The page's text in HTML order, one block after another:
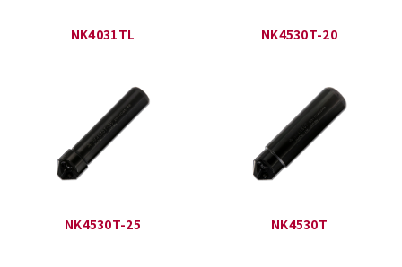
NK4031TL NK4530T-20
NK4530T-25 NK4530T